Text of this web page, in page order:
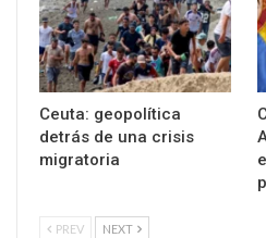
Ceuta: geopolítica
detrás de una crisis
migratoria
PREV NEXT